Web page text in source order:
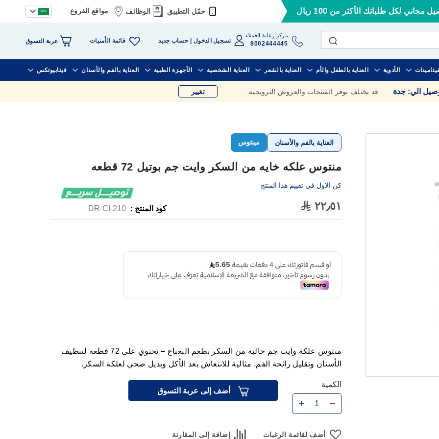
مجاني لكل طلباتك الأكثر من 100 ريال حمّل التطبيق الوظائف مواقع الفروع
مركز رعاية العملاء
8002444445 تسجيل الدخول حساب جديد قائمة الأمنيات عربة التسوق
الأدوية العناية بالطفل والأم العناية بالشعر العناية الشخصية الأجهزة الطبية العناية بالفم والأسنان فيتابيوتكس
الي: جدة قد يختلف توفر المنتجات والعروض الترويجية. تغيير
العناية بالفم والأسنان مينتوس
منتوس علكه خايه من السكر وايت جم بوتيل 72 قطعه
كن الاول في تقييم هذا المنتج
٢٢٫٥١ كود المنتج : DR-CI-210
منتوس علكة وايت جم خالية من السكر بطعم النعناع – تحتوي على 72 قطعة لتنظيف
الأسنان وتقليل رائحة الفم. مثالية للانتعاش بعد الأكل وبديل صحي لعلكة السكر.
الكمية
أضف إلى عربة التسوق
أضف لقائمة الرغبات إضافة إلى المقارنة